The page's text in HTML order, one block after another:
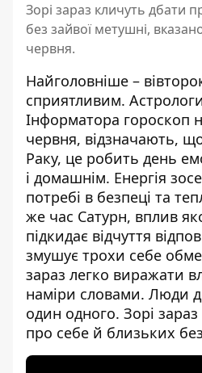
Зорі зараз кличуть дбати
без зайвої метушні,
червня.
Найголовніше –
сприятливим.
Інформатора гороскоп
червня, відзначають,
Раку, це робить день
і домашнім. Енергія
потребі в безпеці та
же час Сатурн, вплив
підкидає відчуття
змушує трохи себе
зараз легко виражати
наміри словами. Люди
один одного. Зорі
про себе й близьких